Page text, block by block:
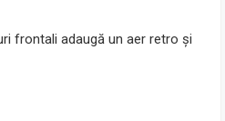
frontali adaugă un aer retro și